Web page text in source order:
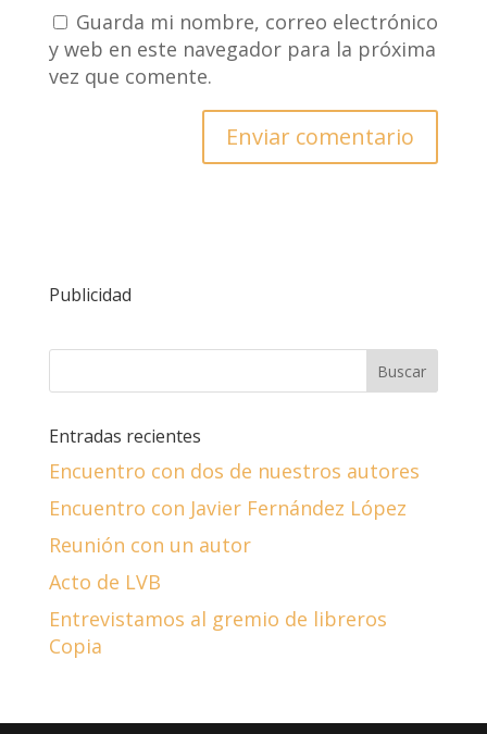
Guarda mi nombre, correo electrónico
y web en este navegador para la próxima
vez que comente.
Publicidad
Entradas recientes
Encuentro con dos de nuestros autores
Encuentro con Javier Fernández López
Reunión con un autor
Acto de LVB
Entrevistamos al gremio de libreros
Copia